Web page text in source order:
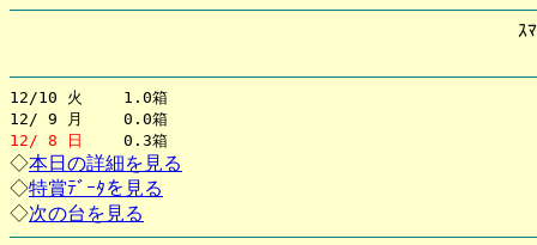
ｽ
12/10 火 1.0箱
12/ 9 月 0.0箱
12/ 8 日
0.3箱
◇本日の詳細を見る
◇特賞ﾃﾞｰﾀを見る
◇次の台を見る